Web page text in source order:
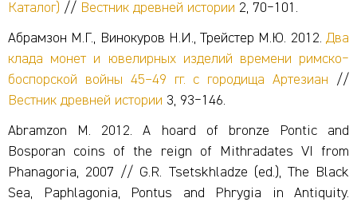
Каталог) // Вестник древней истории 2, 70‒101.
Абрамзон М.Г., Винокуров Н.И., Трейстер М.Ю. 2012. Два
клада монет и ювелирных изделий времени римско‒
боспорской войны 45–49 гг. с городища Артезиан //
Вестник древней истории 3, 93‒146.
Abramzon M. 2012. A hoard of bronze Pontic and
Bosporan coins of the reign of Mithradates VI from
Phanagoria, 2007 // G.R. Tsetskhladze (ed.), The Black
Sea, Paphlagonia, Pontus and Phrygia in Antiquity.